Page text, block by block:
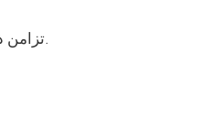
تزامن ذلك مع استمرار الاشتباكات العنيفة في الجبهة الشمالية ضمن معركة لهيب داريا التي بدأتها يوم الأحد الثاني من شهر آب.